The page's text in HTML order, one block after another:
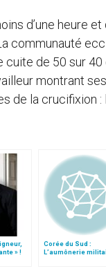
d’une heure
communauté
cuite de 50 sur
montrant
de la crucifixion :
» !
Corée du Sud :
L’aumônerie